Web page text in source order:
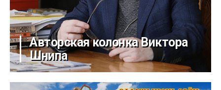
Авторская колонка Виктора
Шнипа